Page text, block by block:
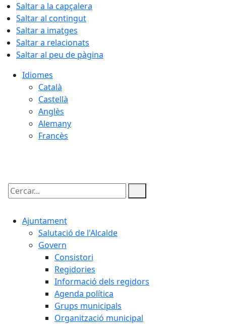
Saltar a la capçalera
Saltar al contingut
Saltar a imatges
Saltar a relacionats
Saltar al peu de pàgina
Idiomes
Català
Castellà
Anglès
Alemany
Francès
Cercar:
Ajuntament
Salutació de l'Alcalde
Govern
Consistori
Regidories
Informació dels regidors
Agenda política
Grups municipals
Organització municipal